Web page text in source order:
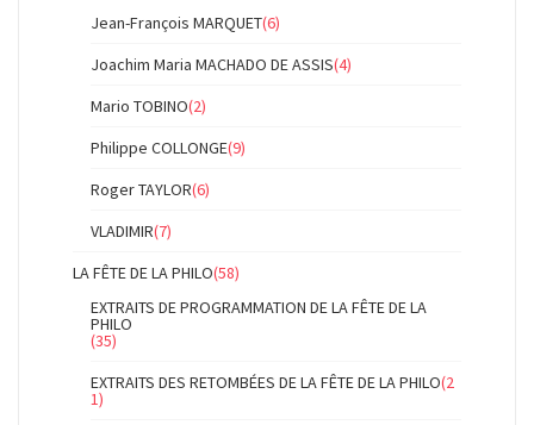
Jean-François MARQUET(6)
Joachim Maria MACHADO DE ASSIS(4)
Mario TOBINO(2)
Philippe COLLONGE(9)
Roger TAYLOR(6)
VLADIMIR(7)
LA FÊTE DE LA PHILO(58)
EXTRAITS DE PROGRAMMATION DE LA FÊTE DE LA
PHILO
(35)
EXTRAITS DES RETOMBÉES DE LA FÊTE DE LA PHILO(2
1)